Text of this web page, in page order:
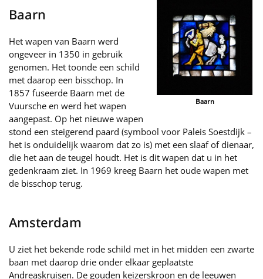
Baarn
Baarn
Het wapen van Baarn werd
ongeveer in 1350 in gebruik
genomen. Het toonde een schild
met daarop een bisschop. In
1857 fuseerde Baarn met de
Vuursche en werd het wapen
aangepast. Op het nieuwe wapen
stond een steigerend paard (symbool voor Paleis Soestdijk –
het is onduidelijk waarom dat zo is) met een slaaf of dienaar,
die het aan de teugel houdt. Het is dit wapen dat u in het
gedenkraam ziet. In 1969 kreeg Baarn het oude wapen met
de bisschop terug.
Amsterdam
U ziet het bekende rode schild met in het midden een zwarte
baan met daarop drie onder elkaar geplaatste
Andreaskruisen. De gouden keizerskroon en de leeuwen